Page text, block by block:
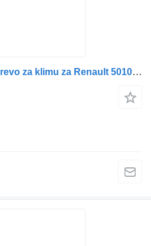
Conductă filtru de aer crevo za klimu za Renault 5010349237 – Uzată kamiona